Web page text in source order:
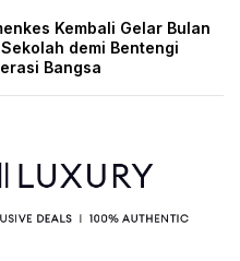
Kembali Gelar Bulan
demi Bentengi
Bangsa